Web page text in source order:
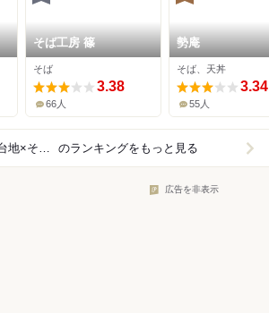
そば工房 篠
そば
3.38
66人
勢庵
そば、天丼
3.34
55人
八街・両総台地×そば（蕎麦） のランキングをもっと見る
広告を非表示